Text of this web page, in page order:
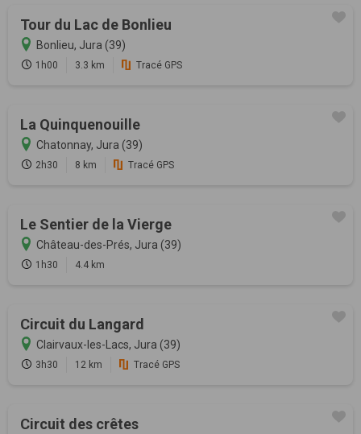
Tour du Lac de Bonlieu
Bonlieu, Jura (39)
1h00 3.3 km Tracé GPS
La Quinquenouille
Chatonnay, Jura (39)
2h30 8 km Tracé GPS
Le Sentier de la Vierge
Château-des-Prés, Jura (39)
1h30 4.4 km
Circuit du Langard
Clairvaux-les-Lacs, Jura (39)
3h30 12 km Tracé GPS
Circuit des crêtes